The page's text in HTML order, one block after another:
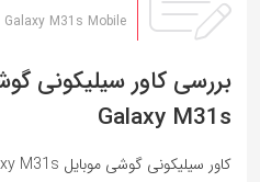
M31s Mobile
Galaxy M31s